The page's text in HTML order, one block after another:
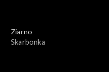
Ziarno
Skarbonka